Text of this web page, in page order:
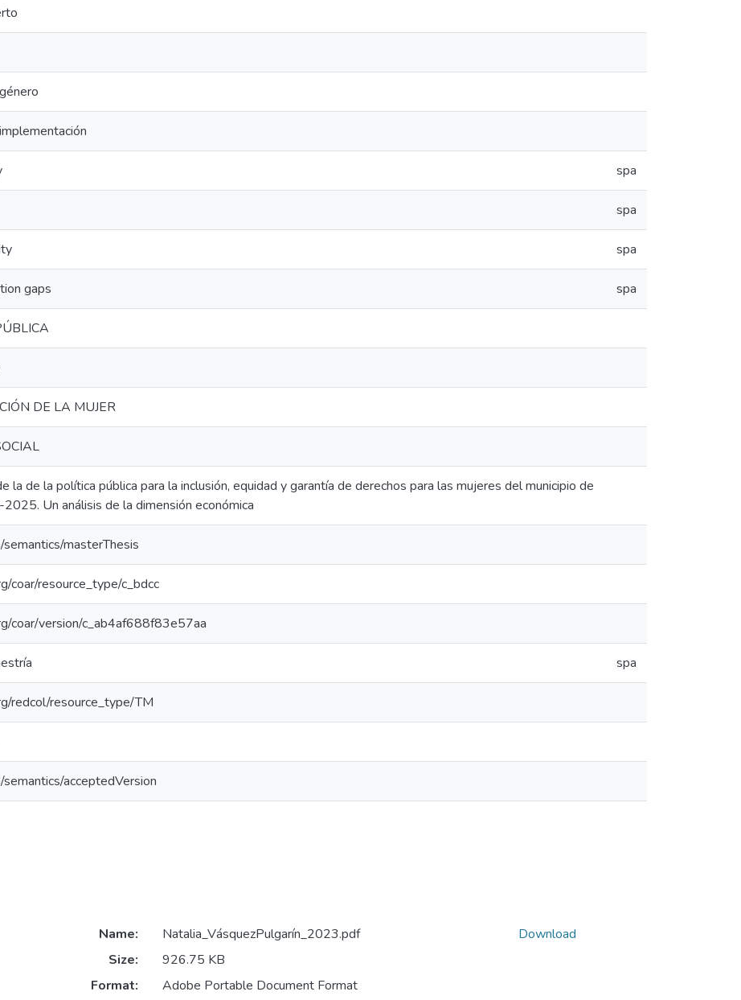
spa
spa
spa
gaps spa
DE LA MUJER
la de la política pública para la inclusión, equidad y garantía de derechos para las mujeres del municipio de
Un análisis de la dimensión económica
masterThesis
coar/resource_type/c_bdcc
coar/version/c_ab4af688f83e57aa
spa
redcol/resource_type/TM
acceptedVersion
Name:
Natalia_VásquezPulgarín_2023.pdf
Size:
926.75 KB
Format:
Adobe Portable Document Format
Download